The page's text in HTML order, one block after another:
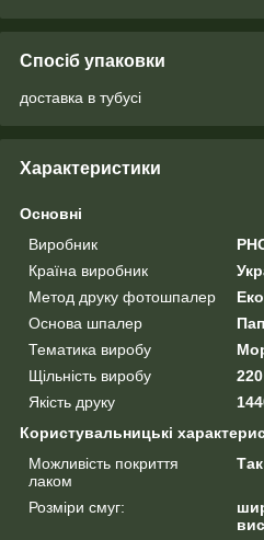
Спосіб упаковки
доставка в тубусі
Характеристики
Основні
Виробник
Країна виробник
Метод друку фотошпалер
Основа шпалер
Тематика виробу
Щільність виробу
Якість друку
Користувальницькі
Можливість покриття
лаком
Так
Розміри смуг: